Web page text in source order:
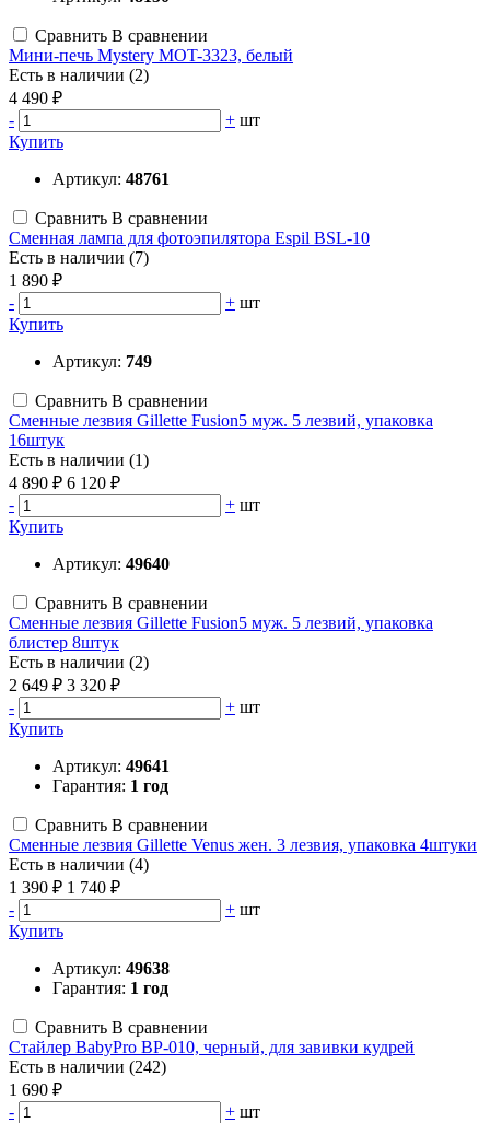
Сравнить В сравнении
Мини-печь Mystery MOT-3323, белый
Есть в наличии (2)
4 490 ₽
-
+ шт
Купить
Артикул: 48761
Сравнить В сравнении
Сменная лампа для фотоэпилятора Espil BSL-10
Есть в наличии (7)
1 890 ₽
-
+ шт
Купить
Артикул: 749
Сравнить В сравнении
Сменные лезвия Gillette Fusion5 муж. 5 лезвий, упаковка
16штук
Есть в наличии (1)
4 890 ₽ 6 120 ₽
-
+ шт
Купить
Артикул: 49640
Сравнить В сравнении
Сменные лезвия Gillette Fusion5 муж. 5 лезвий, упаковка
блистер 8штук
Есть в наличии (2)
2 649 ₽ 3 320 ₽
-
+ шт
Купить
Артикул: 49641
Гарантия: 1 год
Сравнить В сравнении
Сменные лезвия Gillette Venus жен. 3 лезвия, упаковка 4штуки
Есть в наличии (4)
1 390 ₽ 1 740 ₽
-
+ шт
Купить
Артикул: 49638
Гарантия: 1 год
Сравнить В сравнении
Стайлер BabyPro BP-010, черный, для завивки кудрей
Есть в наличии (242)
1 690 ₽
-
+ шт